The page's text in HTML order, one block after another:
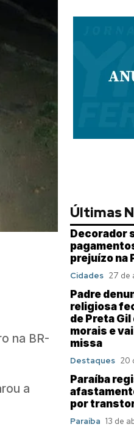
na BR-
a
Últimas
Decorador
prejuízo na
Cidades 27 de
Padre
religiosa
de Preta
morais e
missa
Destaques 20
Paraíba
por
Paraíba 13 de